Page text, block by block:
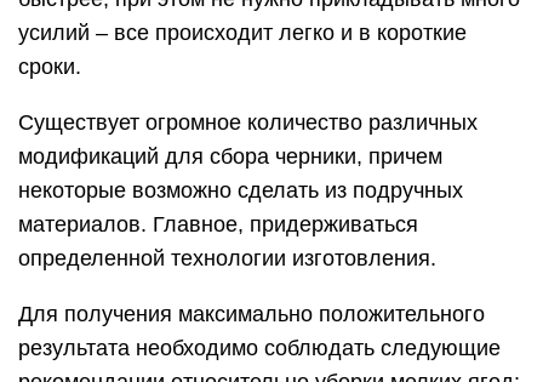
усилий – все происходит легко и в короткие
сроки.
Существует огромное количество различных
модификаций для сбора черники, причем
некоторые возможно сделать из подручных
материалов. Главное, придерживаться
определенной технологии изготовления.
Для получения максимально положительного
результата необходимо соблюдать следующие